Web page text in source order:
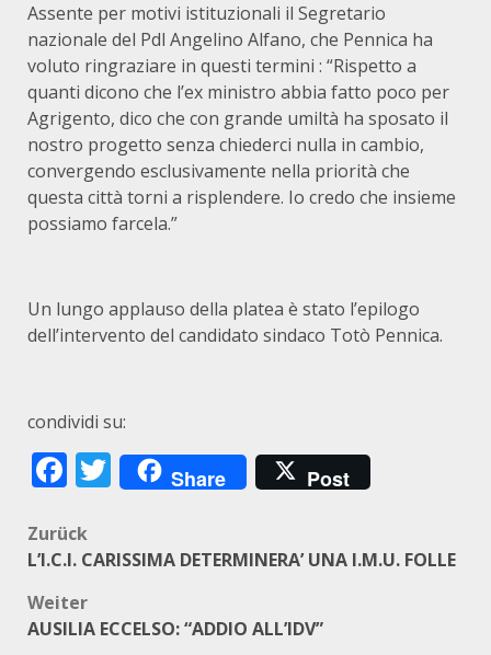
Assente per motivi istituzionali il Segretario
nazionale del Pdl Angelino Alfano, che Pennica ha
voluto ringraziare in questi termini : “Rispetto a
quanti dicono che l’ex ministro abbia fatto poco per
Agrigento, dico che con grande umiltà ha sposato il
nostro progetto senza chiederci nulla in cambio,
convergendo esclusivamente nella priorità che
questa città torni a risplendere. Io credo che insieme
possiamo farcela.”
Un lungo applauso della platea è stato l’epilogo
dell’intervento del candidato sindaco Totò Pennica.
condividi su:
Facebook
Twitter
Share Post
Beitragsnavigation
Zurück
L’I.C.I. CARISSIMA DETERMINERA’ UNA I.M.U. FOLLE
Weiter
AUSILIA ECCELSO: “ADDIO ALL’IDV”